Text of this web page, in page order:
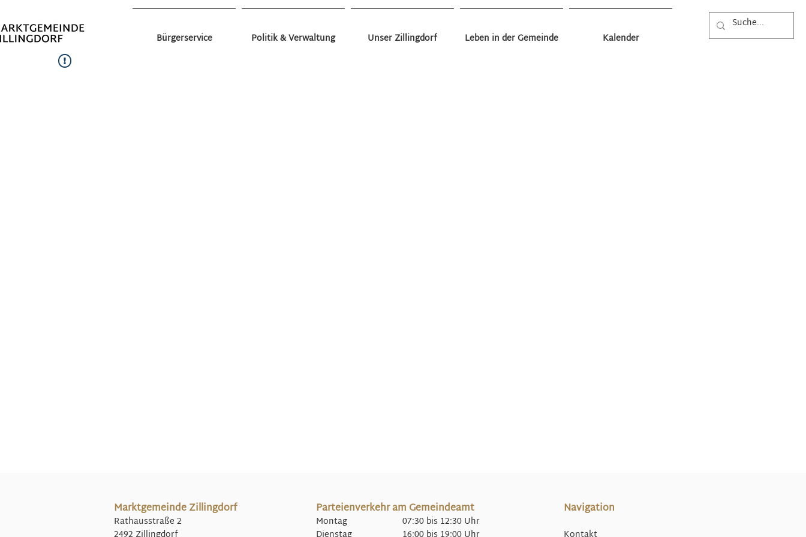
Bürgerservice Politik & Verwaltung Unser Zillingdorf Leben in der Gemeinde Kalender
Marktgemeinde Zillingdorf
Rathausstraße 2
Parteienverkehr am Gemeindeamt
Montag 07:30 bis 12:30 Uhr
Navigation